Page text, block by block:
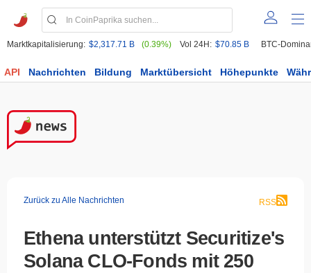
Marktkapitalisierung: $2,317.71 B (0.39%) Vol 24H: $70.85 B BTC-
API Nachrichten Bildung Marktübersicht Höhepunkte
Zurück zu Alle Nachrichten RSS
Ethena unterstützt Securitize's
Solana CLO-Fonds mit 250